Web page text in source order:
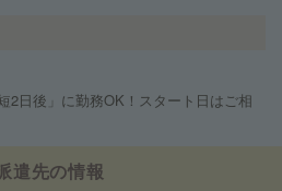
日後」に勤務OK！スタート日はご相
遣先の情報